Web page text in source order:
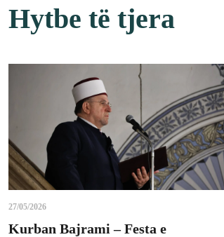
Hytbe të tjera
27/05/2026
Kurban Bajrami – Festa e